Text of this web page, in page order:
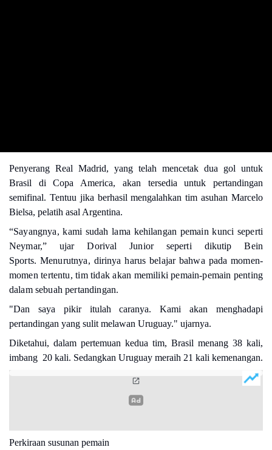
Penyerang Real Madrid, yang telah mencetak dua gol untuk
Brasil di Copa America, akan tersedia untuk pertandingan
semifinal. Tentuu jika berhasil mengalahkan tim asuhan Marcelo
Bielsa, pelatih asal Argentina.
“Sayangnya, kami sudah lama kehilangan pemain kunci seperti
Neymar,” ujarDorival Junior seperti dikutip Bein
Sports. Menurutnya, dirinya harus belajar bahwa pada momen-
momen tertentu, tim tidak akan memiliki pemain-pemain penting
dalam sebuah pertandingan.
"Dan saya pikir itulah caranya. Kami akan menghadapi
pertandingan yang sulit melawan Uruguay." ujarnya.
Diketahui, dalam pertemuan kedua tim, Brasil menang 38 kali,
imbang 20 kali. Sedangkan Uruguay meraih 21 kali kemenangan.
Perkiraan susunan pemain